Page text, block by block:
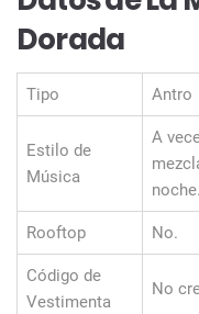
Dorada
Tipo Antro
Estilo de
Música
A
noche.
Rooftop No.
Código de
Vestimenta
No